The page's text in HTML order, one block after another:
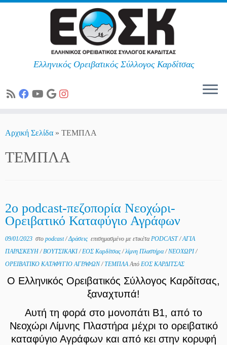
Ελληνικός Ορειβατικός Σύλλογος Καρδίτσας
Αρχική Σελίδα » ΤΕΜΠΛΑ
ΤΕΜΠΛΑ
2ο podcast-πεζοπορία Νεοχώρι-
Ορειβατικό Καταφύγιο Αγράφων
09/01/2023 στο podcast/Δράσεις επισημασμένο με ετικέταPODCAST/ΑΓΙΑ
ΠΑΡΑΣΚΕΥΗ/ΒΟΥΤΣΙΚΑΚΙ/ΕΟΣ Καρδίτσας/λίμνη Πλαστήρα/ΝΕΟΧΩΡΙ/
ΟΡΕΙΒΑΤΙΚΟ ΚΑΤΑΦΥΓΙΟ ΑΓΡΑΦΩΝ/ΤΕΜΠΛΑΑπό ΕΟΣ ΚΑΡΔΙΤΣΑΣ
Ο Ελληνικός Ορειβατικός Σύλλογος Καρδίτσας,
ξαναχτυπά!
Αυτή τη φορά στο μονοπάτι Β1, από το
Νεοχώρι Λίμνης Πλαστήρα μέχρι το ορειβατικό
καταφύγιο Αγράφων και από κει στην κορυφή